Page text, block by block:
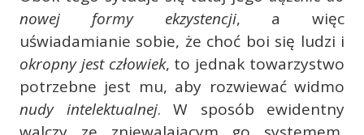
nowej formy ekzystencji, a więc
uświadamianie sobie, że choć boi się ludzi i
okropny jest człowiek, to jednak towarzystwo
potrzebne jest mu, aby rozwiewać widmo
nudy intelektualnej. W sposób ewidentny